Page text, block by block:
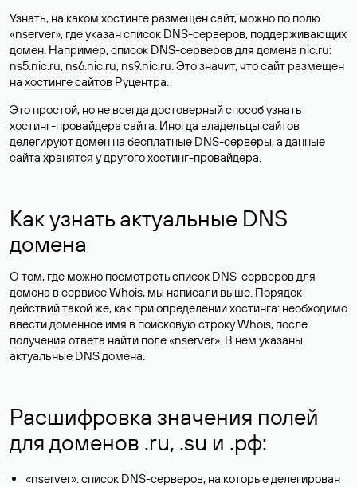
Узнать, на каком хостинге размещен сайт, можно по полю
«nserver», где указан список DNS-серверов, поддерживающих
домен. Например, список DNS-серверов для домена nic.ru:
ns5.nic.ru, ns6.nic.ru, ns9.nic.ru. Это значит, что сайт размещен
на хостинге сайтов Руцентра.
Это простой, но не всегда достоверный способ узнать
хостинг-провайдера сайта. Иногда владельцы сайтов
делегируют домен на бесплатные DNS-серверы, а данные
сайта хранятся у другого хостинг-провайдера.
Как узнать актуальные DNS
домена
О том, где можно посмотреть список DNS-серверов для
домена в сервисе Whois, мы написали выше. Порядок
действий такой же, как при определении хостинга: необходимо
ввести доменное имя в поисковую строку Whois, после
получения ответа найти поле «nserver». В нем указаны
актуальные DNS домена.
Расшифровка значения полей
для доменов .ru, .su и .рф:
«nserver»: список DNS-серверов, на которые делегирован